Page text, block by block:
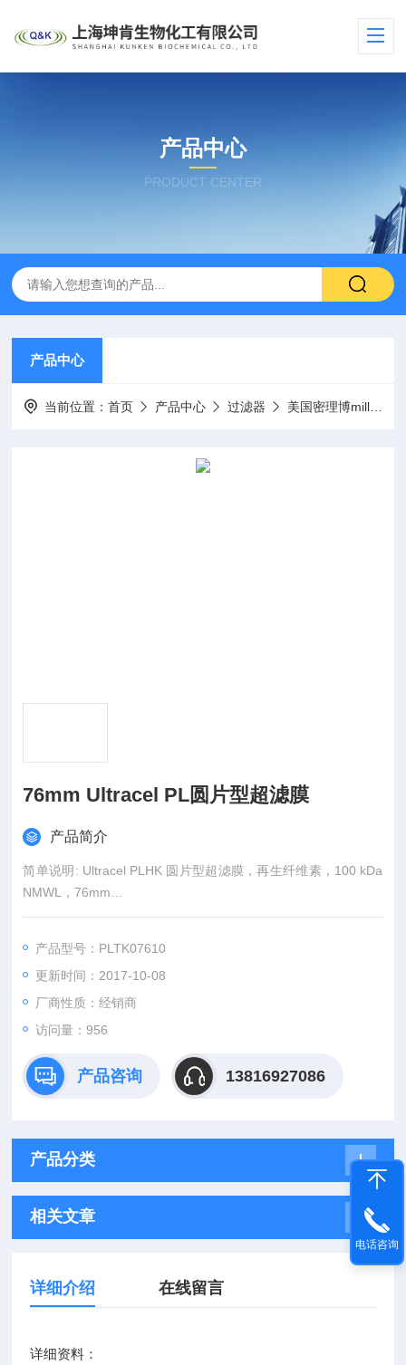
产品中心
PRODUCT CENTER
产品中心
当前位置：首页 产品中心 过滤器 美国密理博millipore
76mm Ultracel PL圆片型超滤膜
产品简介
简单说明: Ultracel PLHK 圆片型超滤膜，再生纤维素，100 kDa
NMWL，76mm
商标名称: Ultracel
产品型号：PLTK07610
更新时间：2017-10-08
厂商性质：经销商
访问量：956
产品咨询 13816927086
产品分类
相关文章
详细介绍 在线留言
详细资料：
电话咨询